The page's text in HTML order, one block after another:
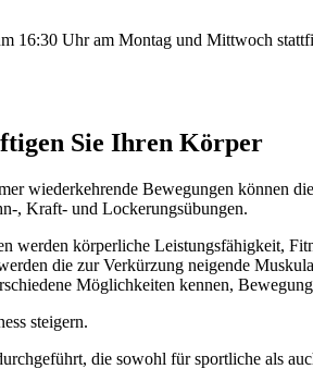
16:30 Uhr am Montag und Mittwoch
Sie Ihren Körper
wiederkehrende Bewegungen können
, Kraft- und Lockerungsübungen.
werden körperliche Leistungsfähigkeit,
die zur Verkürzung neigende
Möglichkeiten kennen,
steigern.
die sowohl für sportliche als